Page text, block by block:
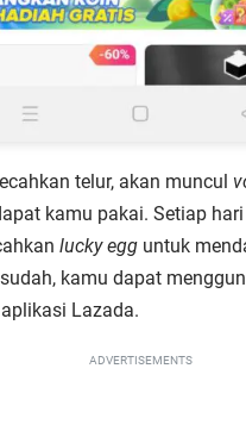
telur, akan muncul
kamu pakai. Setiap
lucky egg untuk
kamu dapat
Lazada.
ADVERTISEMENTS